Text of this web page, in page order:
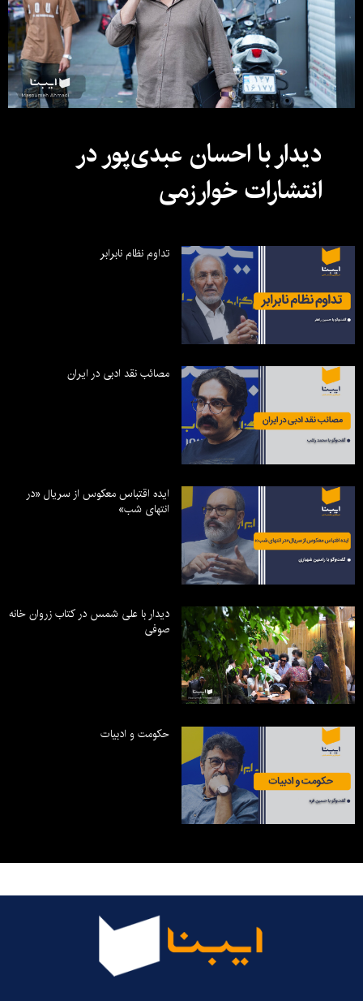
دیدار با احسان عبدی‌پور در
انتشارات خوارزمی
تداوم نظام نابرابر
مصائب نقد ادبی در ایران
ایده اقتباس معکوس از سریال «در
انتهای شب»
دیدار با علی شمس در کتاب زروان خانه
صوفی
حکومت و ادبیات